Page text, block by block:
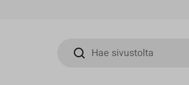
Hae sivustolta